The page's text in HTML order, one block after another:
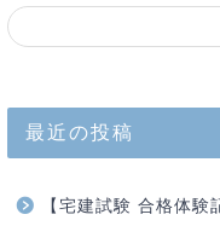
最近の投稿
【宅建試験 合格体